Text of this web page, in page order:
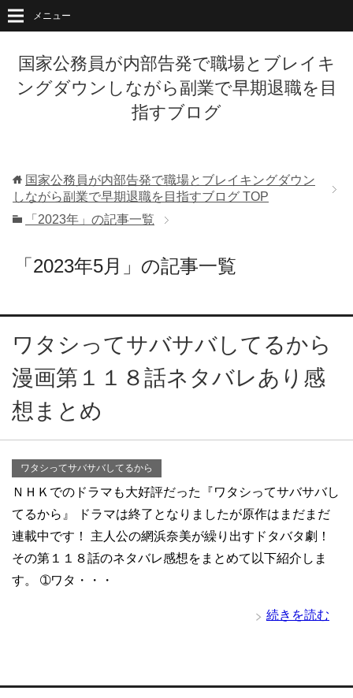
国家公務員が内部告発で職場とブレイキ
ングダウンしながら副業で早期退職を目
指すブログ
メニュー
国家公務員が内部告発で職場とブレイキングダウン
しながら副業で早期退職を目指すブログ TOP
「2023年」の記事一覧
「2023年5月」の記事一覧
ワタシってサバサバしてるから
漫画第１１８話ネタバレあり感
想まとめ
ワタシってサバサバしてるから
ＮＨＫでのドラマも大好評だった『ワタシってサバサバし
てるから』 ドラマは終了となりましたが原作はまだまだ
連載中です！ 主人公の網浜奈美が繰り出すドタバタ劇！
その第１１８話のネタバレ感想をまとめて以下紹介しま
す。 ➀ワタ・・・
続きを読む